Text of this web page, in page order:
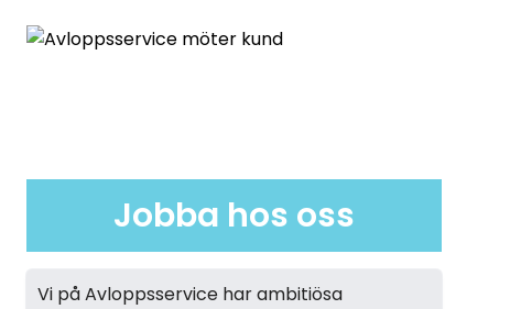
Jobba hos oss
Vi på Avloppsservice har ambitiösa